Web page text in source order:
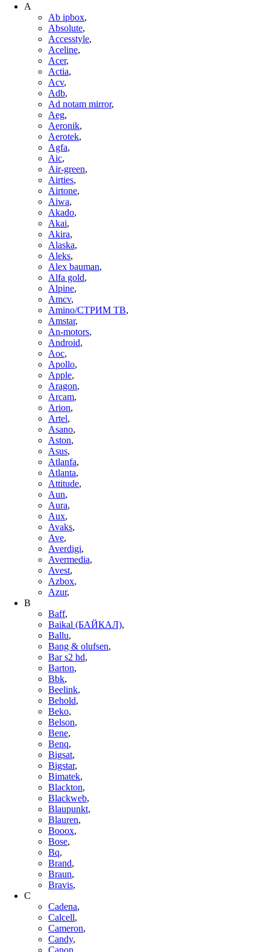
A
Ab ipbox,
Absolute,
Accesstyle,
Aceline,
Acer,
Actia,
Acv,
Adb,
Ad notam mirror,
Aeg,
Aeronik,
Aerotek,
Agfa,
Aic,
Air-green,
Airties,
Airtone,
Aiwa,
Akado,
Akai,
Akira,
Alaska,
Aleks,
Alex bauman,
Alfa gold,
Alpine,
Amcv,
Amino/СТРИМ ТВ,
Amstar,
An-motors,
Android,
Aoc,
Apollo,
Apple,
Aragon,
Arcam,
Arion,
Artel,
Asano,
Aston,
Asus,
Atlanfa,
Atlanta,
Attitude,
Aun,
Aura,
Aux,
Avaks,
Ave,
Averdigi,
Avermedia,
Avest,
Azbox,
Azur,
B
Baff,
Baikal (БАЙКАЛ),
Ballu,
Bang & olufsen,
Bar s2 hd,
Barton,
Bbk,
Beelink,
Behold,
Beko,
Belson,
Bene,
Benq,
Bigsat,
Bigstar,
Bimatek,
Blackton,
Blackweb,
Blaupunkt,
Blauren,
Booox,
Bose,
Bq,
Brand,
Braun,
Bravis,
C
Cadena,
Calcell,
Cameron,
Candy,
Canon